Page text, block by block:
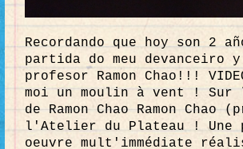
Recordando que hoy son 2
partida do meu devanceiro
profesor Ramon Chao!!!
moi un moulin à vent ! Sur
de Ramon Chao Ramon Chao
l'Atelier du Plateau ! Une
oeuvre mult'immédiate